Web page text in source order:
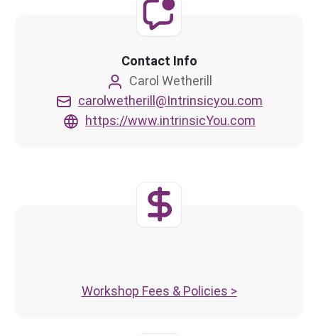
Contact Info
Carol Wetherill
carolwetherill@Intrinsicyou.com
https://www.intrinsicYou.com
Workshop Fees & Policies >